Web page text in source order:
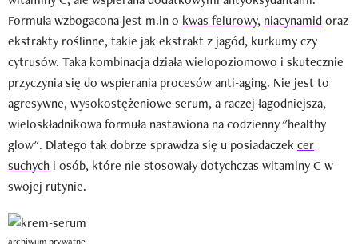
Formuła wzbogacona jest m.in o kwas felurowy, niacynamidoraz
ekstrakty roślinne, takie jak ekstrakt z jagód, kurkumy czy
cytrusów. Taka kombinacja działa wielopoziomowo i skutecznie
przyczynia się do wspierania procesów anti-aging. Nie jest to
agresywne, wysokostężeniowe serum, a raczej łagodniejsza,
wieloskładnikowa formuła nastawiona na codzienny "healthy
glow". Dlatego tak dobrze sprawdza się u posiadaczek cer
suchych i osób, które nie stosowały dotychczas witaminy C w
swojej rutynie.
archiwum prywatne